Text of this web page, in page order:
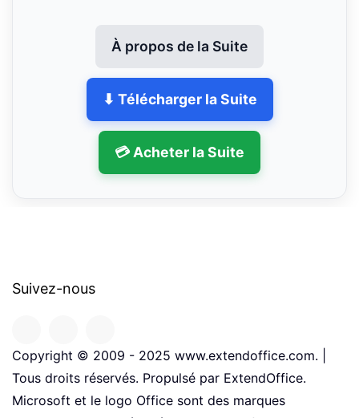
À propos de la Suite
⬇ Télécharger la Suite
💳 Acheter la Suite
Suivez-nous
Copyright © 2009 - 2025 www.extendoffice.com. |
Tous droits réservés. Propulsé par ExtendOffice.
Microsoft et le logo Office sont des marques